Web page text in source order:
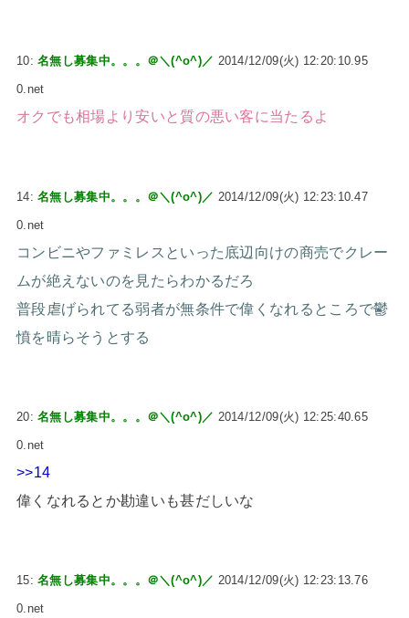
10:名無し募集中。。。＠＼(^o^)／ 2014/12/09(火) 12:20:10.95
0.net
オクでも相場より安いと質の悪い客に当たるよ
14:名無し募集中。。。＠＼(^o^)／ 2014/12/09(火) 12:23:10.47
0.net
コンビニやファミレスといった底辺向けの商売でクレー
ムが絶えないのを見たらわかるだろ
普段虐げられてる弱者が無条件で偉くなれるところで鬱
憤を晴らそうとする
20:名無し募集中。。。＠＼(^o^)／ 2014/12/09(火) 12:25:40.65
0.net
>>14
偉くなれるとか勘違いも甚だしいな
15:名無し募集中。。。＠＼(^o^)／ 2014/12/09(火) 12:23:13.76
0.net